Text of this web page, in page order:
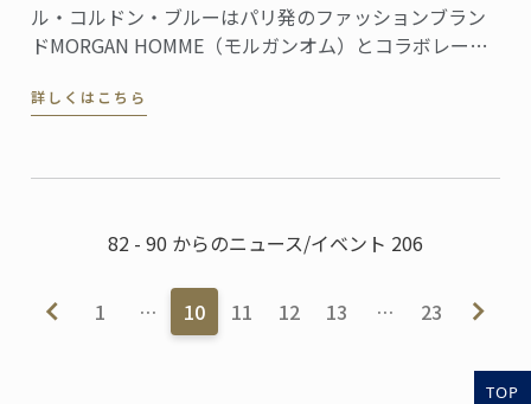
ル・コルドン・ブルーはパリ発のファッションブラン
ドMORGAN HOMME（モルガンオム）とコラボレーシ
ツ、バッグ、マグカップなどの商品すべてにル・コル
詳しくはこちら
82 - 90 からのニュース/イベント 206
1 … 10 11 12 13 … 23
TOP